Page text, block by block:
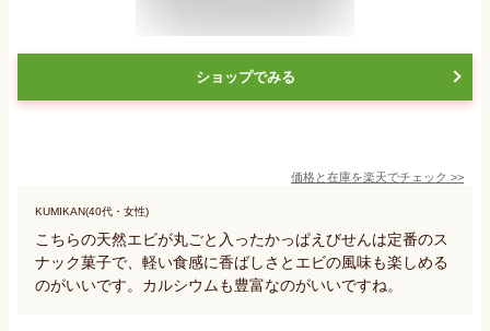
ショップでみる
価格と在庫を楽天でチェック >>
KUMIKAN(40代・女性)
こちらの天然エビが丸ごと入ったかっぱえびせんは定番のス
ナック菓子で、軽い食感に香ばしさとエビの風味も楽しめる
のがいいです。カルシウムも豊富なのがいいですね。